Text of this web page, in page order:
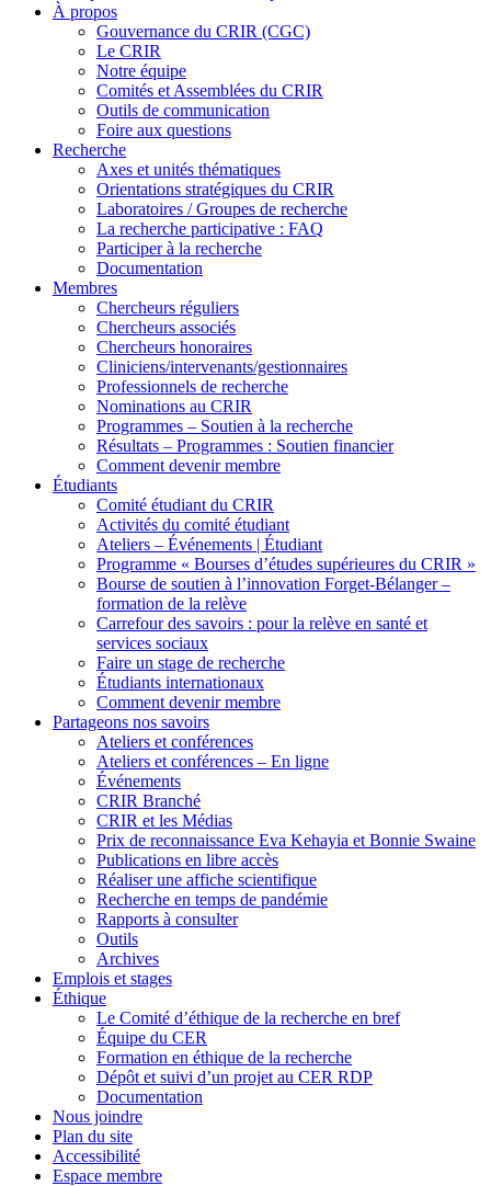
À propos
Gouvernance du CRIR (CGC)
Le CRIR
Notre équipe
Comités et Assemblées du CRIR
Outils de communication
Foire aux questions
Recherche
Axes et unités thématiques
Orientations stratégiques du CRIR
Laboratoires / Groupes de recherche
La recherche participative : FAQ
Participer à la recherche
Documentation
Membres
Chercheurs réguliers
Chercheurs associés
Chercheurs honoraires
Cliniciens/intervenants/gestionnaires
Professionnels de recherche
Nominations au CRIR
Programmes – Soutien à la recherche
Résultats – Programmes : Soutien financier
Comment devenir membre
Étudiants
Comité étudiant du CRIR
Activités du comité étudiant
Ateliers – Événements | Étudiant
Programme « Bourses d’études supérieures du CRIR »
Bourse de soutien à l’innovation Forget-Bélanger –
formation de la relève
Carrefour des savoirs : pour la relève en santé et
services sociaux
Faire un stage de recherche
Étudiants internationaux
Comment devenir membre
Partageons nos savoirs
Ateliers et conférences
Ateliers et conférences – En ligne
Événements
CRIR Branché
CRIR et les Médias
Prix de reconnaissance Eva Kehayia et Bonnie Swaine
Publications en libre accès
Réaliser une affiche scientifique
Recherche en temps de pandémie
Rapports à consulter
Outils
Archives
Emplois et stages
Éthique
Le Comité d’éthique de la recherche en bref
Équipe du CER
Formation en éthique de la recherche
Dépôt et suivi d’un projet au CER RDP
Documentation
Nous joindre
Plan du site
Accessibilité
Espace membre